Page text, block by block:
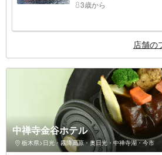
3歳から
店舗の
中禅寺金谷ホテル
栃木県>日光・霧降高原・奥日光・中禅寺湖・今市